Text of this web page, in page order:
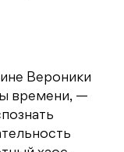
Вероники
времени, —